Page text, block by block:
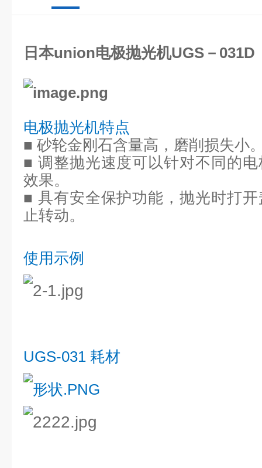
日本union电极抛光机UGS－031D
电极抛光机特点
■ 砂轮金刚石含量高，磨削损失小
■ 调整抛光速度可以针对不同的
效果。
■ 具有安全保护功能，抛光时打
止转动。
使用示例
UGS-031 耗材